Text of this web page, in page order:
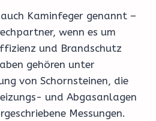
Kaminfeger genannt –
wenn es um
und Brandschutz
gehören unter
von Schornsteinen, die
und Abgasanlagen
Messungen.